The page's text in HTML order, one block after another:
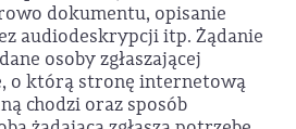
dokumentu, opisanie
audiodeskrypcji itp. Żądanie
osoby zgłaszającej
o którą stronę internetową
chodzi oraz sposób